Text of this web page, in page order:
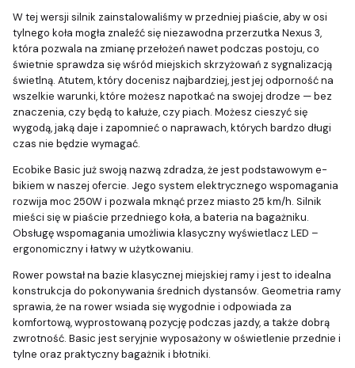
W tej wersji silnik zainstalowaliśmy w przedniej piaście, aby w osi
tylnego koła mogła znaleźć się niezawodna przerzutka Nexus 3,
która pozwala na zmianę przełożeń nawet podczas postoju, co
świetnie sprawdza się wśród miejskich skrzyżowań z sygnalizacją
świetlną. Atutem, który docenisz najbardziej, jest jej odporność na
wszelkie warunki, które możesz napotkać na swojej drodze — bez
znaczenia, czy będą to kałuże, czy piach. Możesz cieszyć się
wygodą, jaką daje i zapomnieć o naprawach, których bardzo długi
czas nie będzie wymagać.
Ecobike Basic już swoją nazwą zdradza, że jest podstawowym e-
bikiem w naszej ofercie. Jego system elektrycznego wspomagania
rozwija moc 250W i pozwala mknąć przez miasto 25 km/h. Silnik
mieści się w piaście przedniego koła, a bateria na bagażniku.
Obsługę wspomagania umożliwia klasyczny wyświetlacz LED –
ergonomiczny i łatwy w użytkowaniu.
Rower powstał na bazie klasycznej miejskiej ramy i jest to idealna
konstrukcja do pokonywania średnich dystansów. Geometria ramy
sprawia, że na rower wsiada się wygodnie i odpowiada za
komfortową, wyprostowaną pozycję podczas jazdy, a także dobrą
zwrotność. Basic jest seryjnie wyposażony w oświetlenie przednie i
tylne oraz praktyczny bagażnik i błotniki.